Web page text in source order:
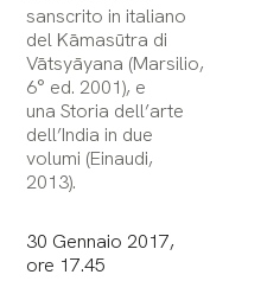
sanscrito in italiano
del Kāmasūtra di
Vātsyāyana (Marsilio,
6° ed. 2001), e
una Storia dell’arte
dell’India in due
volumi (Einaudi,
2013).
30 Gennaio 2017,
ore 17.45